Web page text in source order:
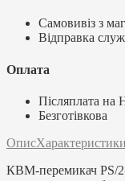
Самовивіз з
Відправка
Оплата
Післяплата на
Безготівкова
ОписХарактеристики
КВМ-перемикач PS/